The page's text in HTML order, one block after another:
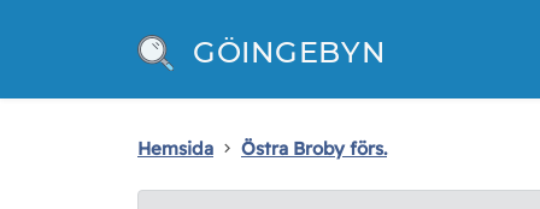
GÖINGEBYN
Hemsida Östra Broby förs.